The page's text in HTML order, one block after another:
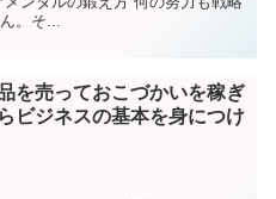
。そ...
を売っておこづかいを稼ぎ
ビジネスの基本を身につけ